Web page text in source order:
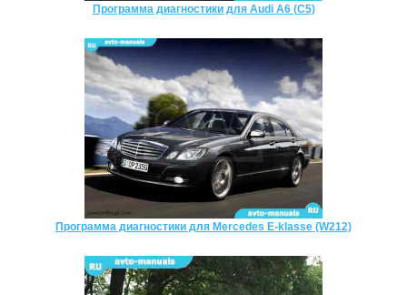
Программа диагностики для Audi A6 (C5)
Программа диагностики для Mercedes E-klasse (W212)